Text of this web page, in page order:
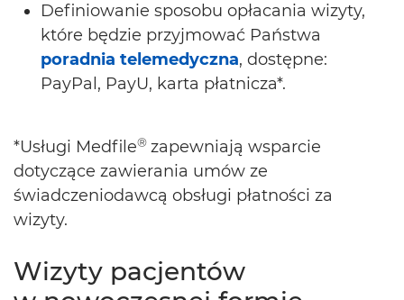
Definiowanie sposobu opłacania wizyty,
które będzie przyjmować Państwa
poradnia telemedyczna, dostępne:
PayPal, PayU, karta płatnicza*.
*Usługi Medfile® zapewniają wsparcie
dotyczące zawierania umów ze
świadczeniodawcą obsługi płatności za
wizyty.
Wizyty pacjentów